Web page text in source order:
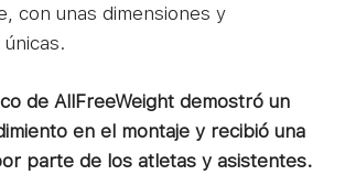
con unas dimensiones y
de AllFreeWeight demostró un
en el montaje y recibió una
parte de los atletas y asistentes.